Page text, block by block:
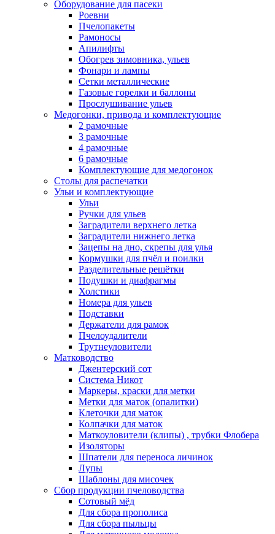
Оборудование для пасеки
Роевни
Пчелопакеты
Рамоносы
Апилифты
Обогрев зимовника, ульев
Фонари и лампы
Сетки металлические
Газовые горелки и баллоны
Прослушивание ульев
Медогонки, привода и комплектующие
2 рамочные
3 рамочные
4 рамочные
6 рамочные
Комплектующие для медогонок
Столы для распечатки
Ульи и комплектующие
Ульи
Ручки для ульев
Заградители верхнего летка
Заградители нижнего летка
Зацепы на дно, скрепы для улья
Кормушки для пчёл и поилки
Разделительные решётки
Подушки и диафрагмы
Холстики
Номера для ульев
Подставки
Держатели для рамок
Пчелоудалители
Трутнеуловители
Матководство
Джентерский сот
Система Никот
Маркеры, краски для метки
Метки для маток (опалитки)
Клеточки для маток
Колпачки для маток
Маткоуловители (клипы) , трубки Флобера
Изоляторы
Шпатели для переноса личинок
Лупы
Шаблоны для мисочек
Сбор продукции пчеловодства
Сотовый мёд
Для сбора прополиса
Для сбора пыльцы